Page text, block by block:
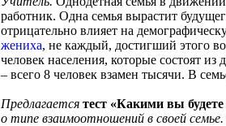
работник. Одна семья вырастит
отрицательно влияет на
жениха, не каждый, достигший этого
человек населения, которые состоят из
– всего 8 человек взамен тысячи. В
Предлагается тест «Какими вы будете
о типе взаимоотношений в своей семье.